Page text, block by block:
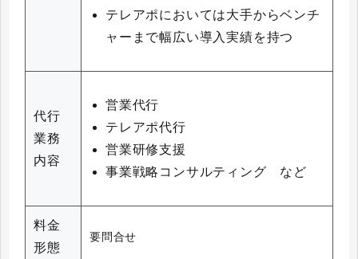
テレアポにおいては大手からベンチ
ャーまで幅広い導入実績を持つ
代行
業務
内容
営業代行
テレアポ代行
営業研修支援
事業戦略コンサルティング など
料金
形態
要問合せ